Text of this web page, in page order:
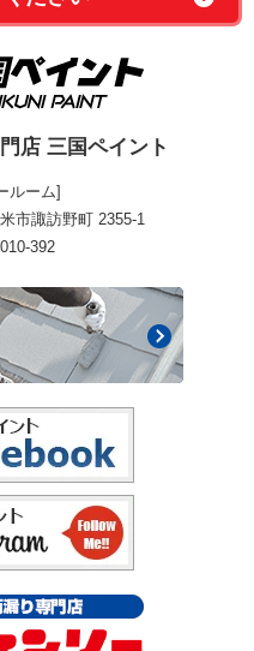
店 三国ペイント
ルーム]
市諏訪野町 2355-1
392